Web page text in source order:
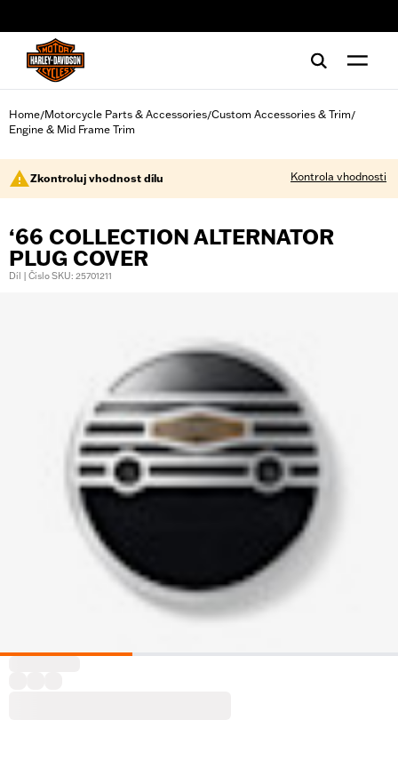
Home/Motorcycle Parts & Accessories/Custom Accessories & Trim/
Engine & Mid Frame Trim
Zkontroluj vhodnost dílu Kontrola vhodnosti
‘66 COLLECTION ALTERNATOR
PLUG COVER
Díl | Číslo SKU: 25701211